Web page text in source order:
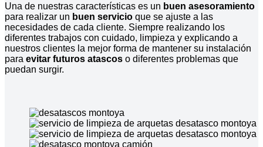
Una de nuestras características es un buen asesoramiento
para realizar un buen servicio que se ajuste a las
necesidades de cada cliente. Siempre realizando los
diferentes trabajos con cuidado, limpieza y explicando a
nuestros clientes la mejor forma de mantener su instalación
para evitar futuros atascos o diferentes problemas que
puedan surgir.